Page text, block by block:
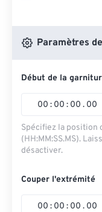
Paramètres
Début de la
00 : 00 : 00 . 00
Spécifiez la position
(HH:MM:SS.MS).
désactiver.
Couper l'extrémité
00 : 00 : 00 . 00